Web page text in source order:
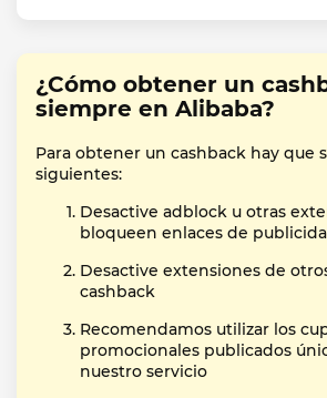
¿Cómo obtener un
siempre en Alibaba?
Para obtener un cashback hay que
siguientes:
Desactive adblock u otras
bloqueen enlaces de
Desactive extensiones de
cashback
Recomendamos utilizar los
promocionales publicados
nuestro servicio